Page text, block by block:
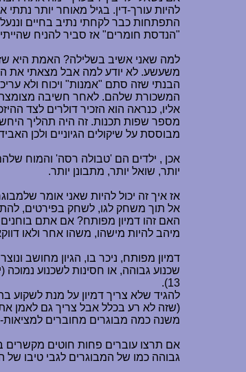
"הנדסת חומרים" אז סביר להניח
למה שאני אשיב בשלילה? האמת היא
משעשע. לא יודע למה אבל מצאתי את
הבנתי שזה סתם "אמנות" ויכוח ולא
המשכורת שלהם. לאחר חשיבה מצומצת
מספר שפות תכנות. זה היה תהליך
מבוססת על שיקולים הגיוניים ולכן
יותר, שואל יותר, מתבונן יותר.
אז איך זה יכול להיות שאני אומר
אל תוך משחק לגו, לשחק בפירטים,
האם זהו דמיון מפותח? אם אתם
מיהב להיות מישהו, משהו אחר ולאו
דמיון מפותח, ניכר בו, הגיון מחושב
שכנוע גבוהה, או חסינות לשכנוע
13).
להגיד שלא צריך דמיון על מנת לשקוע
(שזה לא רע בכלל אבל צריך גם לאמן את
משנה כמה מבוגרים מחוברים למציאות-
אם תרצו עוברים פחות חוטים מקשרים
גבוהה כמו של המבוגרים לגבי טיבו